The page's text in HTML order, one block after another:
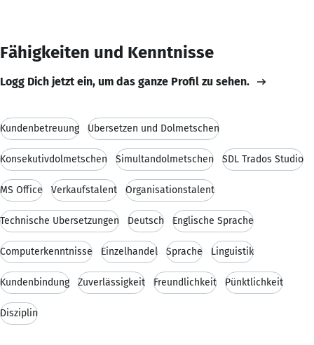
Fähigkeiten und Kenntnisse
Logg Dich jetzt ein, um das ganze Profil zu sehen.
Kundenbetreuung Übersetzen und Dolmetschen
Konsekutivdolmetschen Simultandolmetschen SDL Trados Studio
MS Office Verkaufstalent Organisationstalent
Technische Übersetzungen Deutsch Englische Sprache
Computerkenntnisse Einzelhandel Sprache Linguistik
Kundenbindung Zuverlässigkeit Freundlichkeit Pünktlichkeit
Disziplin